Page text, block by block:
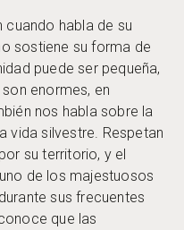
cuando habla de su
sostiene su forma de
puede ser pequeña,
enormes, en
nos habla sobre la
vida silvestre. Respetan
su territorio, y el
de los majestuosos
sus frecuentes
que las